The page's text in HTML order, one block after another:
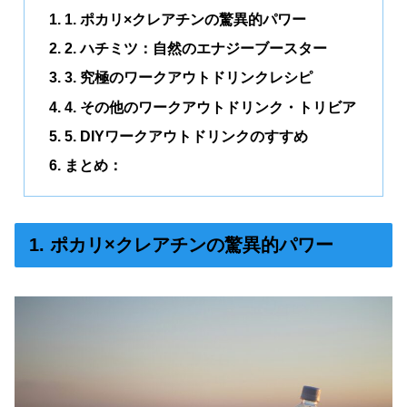
1. ポカリ×クレアチンの驚異的パワー
2. ハチミツ：自然のエナジーブースター
3. 究極のワークアウトドリンクレシピ
4. その他のワークアウトドリンク・トリビア
5. DIYワークアウトドリンクのすすめ
まとめ：
1. ポカリ×クレアチンの驚異的パワー